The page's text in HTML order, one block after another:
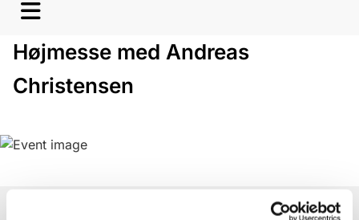
Højmesse med Andreas
Christensen